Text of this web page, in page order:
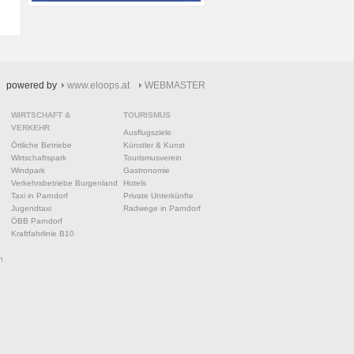
powered by www.eloops.at WEBMASTER
WIRTSCHAFT &
VERKEHR
Örtliche Betriebe
Wirtschaftspark
Windpark
Verkehrsbetriebe Burgenland
Taxi in Parndorf
Jugendtaxi
ÖBB Parndorf
Kraftfahrlinie B10
TOURISMUS
Ausflugsziele
Künstler & Kunst
Tourismusverein
Gastronomie
Hotels
Private Unterkünfte
Radwege in Parndorf